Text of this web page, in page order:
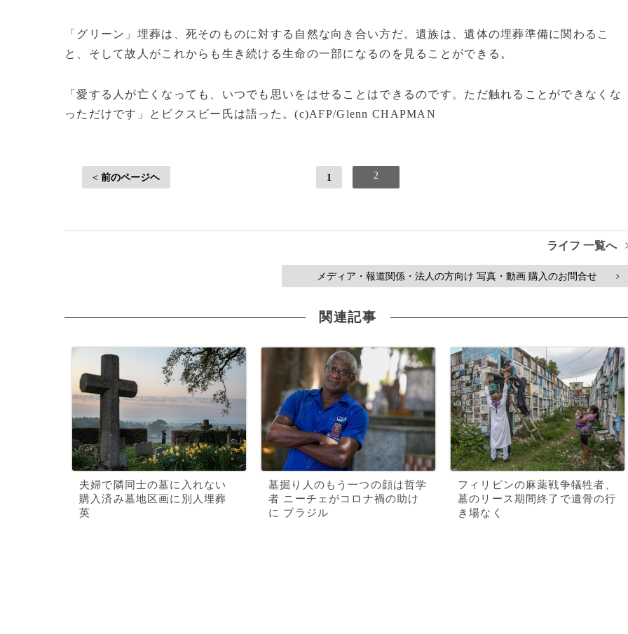
「グリーン」埋葬は、死そのものに対する自然な向き合い方だ。遺族は、遺体の埋葬準備に関わるこ
と、そして故人がこれからも生き続ける生命の一部になるのを見ることができる。
「愛する人が亡くなっても、いつでも思いをはせることはできるのです。ただ触れることができなくな
っただけです」とビクスビー氏は語った。(c)AFP/Glenn CHAPMAN
< 前のページヘ 1 2
ライフ 一覧へ
メディア・報道関係・法人の方向け 写真・動画 購入のお問合せ >
関連記事
夫婦で隣同士の墓に入れない
購入済み墓地区画に別人埋葬
英
墓掘り人のもう一つの顔は哲学
者 ニーチェがコロナ禍の助け
に ブラジル
フィリピンの麻薬戦争犠牲者、
墓のリース期間終了で遺骨の行
き場なく